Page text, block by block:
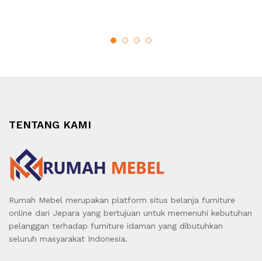
TENTANG KAMI
Rumah Mebel merupakan platform situs belanja furniture
online dari Jepara yang bertujuan untuk memenuhi kebutuhan
pelanggan terhadap furniture idaman yang dibutuhkan
seluruh masyarakat Indonesia.